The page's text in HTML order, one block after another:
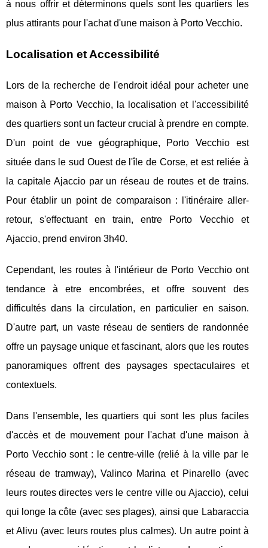
à nous offrir et déterminons quels sont les quartiers les
plus attirants pour l'achat d'une maison à Porto Vecchio.
Localisation et Accessibilité
Lors de la recherche de l'endroit idéal pour acheter une
maison à Porto Vecchio, la localisation et l'accessibilité
des quartiers sont un facteur crucial à prendre en compte.
D'un point de vue géographique, Porto Vecchio est
située dans le sud Ouest de l'île de Corse, et est reliée à
la capitale Ajaccio par un réseau de routes et de trains.
Pour établir un point de comparaison : l'itinéraire aller-
retour, s'effectuant en train, entre Porto Vecchio et
Ajaccio, prend environ 3h40.
Cependant, les routes à l'intérieur de Porto Vecchio ont
tendance à etre encombrées, et offre souvent des
difficultés dans la circulation, en particulier en saison.
D'autre part, un vaste réseau de sentiers de randonnée
offre un paysage unique et fascinant, alors que les routes
panoramiques offrent des paysages spectaculaires et
contextuels.
Dans l'ensemble, les quartiers qui sont les plus faciles
d'accès et de mouvement pour l'achat d'une maison à
Porto Vecchio sont : le centre-ville (relié à la ville par le
réseau de tramway), Valinco Marina et Pinarello (avec
leurs routes directes vers le centre ville ou Ajaccio), celui
qui longe la côte (avec ses plages), ainsi que Labaraccia
et Alivu (avec leurs routes plus calmes). Un autre point à